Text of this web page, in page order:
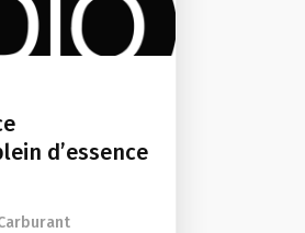
d’essence